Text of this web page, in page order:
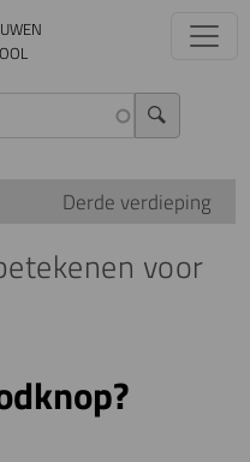
Derde verdieping
voor